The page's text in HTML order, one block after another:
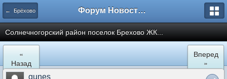
← Брёхово Форум Новостройки
Cолнечногорский район поселок Брехово ЖК...
«
Назад
Вперед
»
gunes